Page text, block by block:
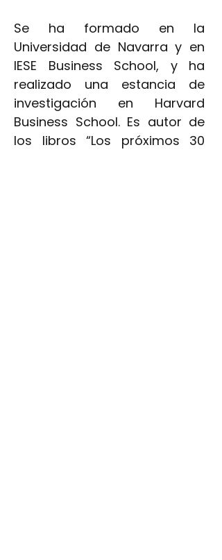
Se ha formado en la
Universidad de Navarra y en
IESE Business School, y ha
realizado una estancia de
investigación en Harvard
Business School. Es autor de
los libros “Los próximos 30